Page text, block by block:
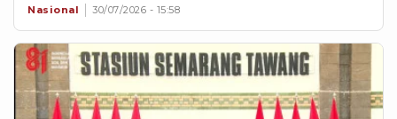
Nasional 30/07/2026 - 15:58